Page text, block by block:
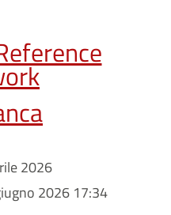
2026
2026 17:34